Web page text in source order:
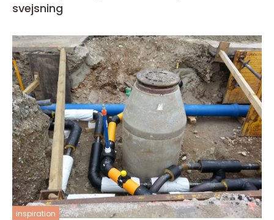
svejsning
inspiration